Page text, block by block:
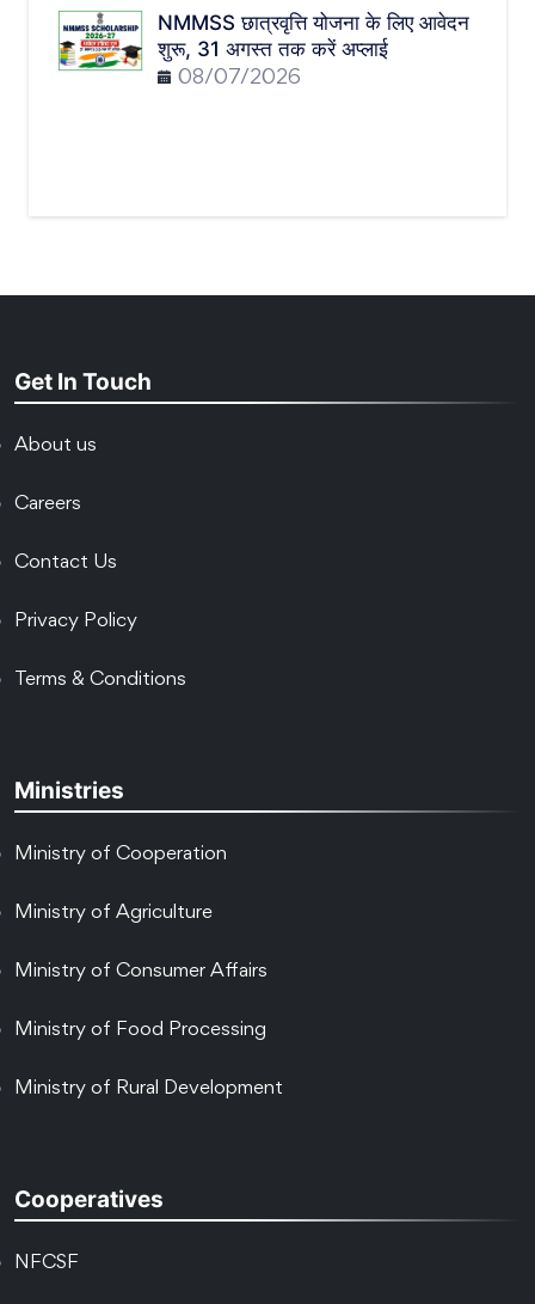
NMMSS छात्रवृत्ति योजना के लिए आवेदन
शुरू, 31 अगस्त तक करें अप्लाई
08/07/2026
Get In Touch
About us
Careers
Contact Us
Privacy Policy
Terms & Conditions
Ministries
Ministry of Cooperation
Ministry of Agriculture
Ministry of Consumer Affairs
Ministry of Food Processing
Ministry of Rural Development
Cooperatives
NFCSF